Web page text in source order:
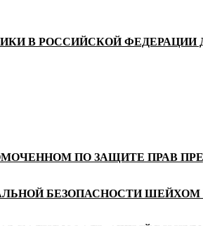
В РОССИЙСКОЙ
ПО ЗАЩИТЕ ПРАВ
БЕЗОПАСНОСТИ